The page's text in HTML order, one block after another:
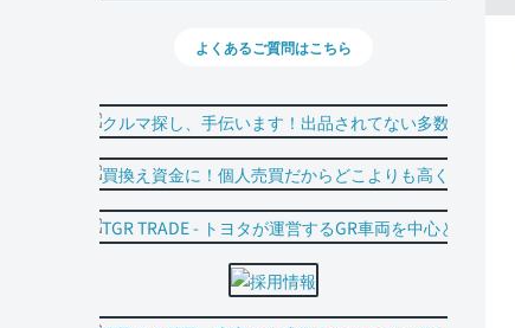
よくあるご質問はこちら